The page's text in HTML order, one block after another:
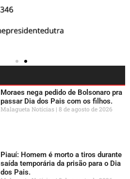
Moraes nega pedido de Bolsonaro pra
passar Dia dos Pais com os filhos.
Malagueta Notícias 8 de agosto de 2026
Piauí: Homem é morto a tiros durante
saída temporária da prisão para o Dia
dos Pais.